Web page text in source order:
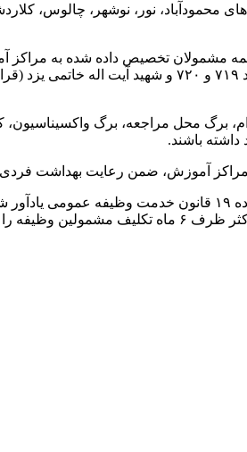
نور، نوشهر، چالوس،
مشمولان تخصیص داده شده به
برگ محل مراجعه، برگ
داشته باشند.
آموزش، ضمن رعایت بهداشت
دوره ضرورت معاف کند.